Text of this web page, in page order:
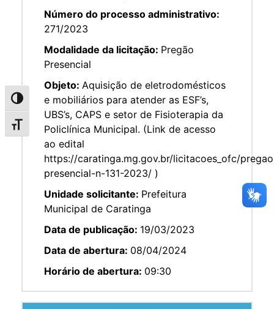
Alternar alto contraste
Alternar tamanho da fonte
Número do processo administrativo:
271/2023
Modalidade da licitação: Pregão
Presencial
Objeto: Aquisição de eletrodomésticos
e mobiliários para atender as ESF’s,
UBS’s, CAPS e setor de Fisioterapia da
Policlínica Municipal. (Link de acesso
ao edital
https://caratinga.mg.gov.br/licitacoes_ofc/
presencial-n-131-2023/ )
Unidade solicitante: Prefeitura
Municipal de Caratinga
Data de publicação: 19/03/2023
Data de abertura: 08/04/2024
Horário de abertura: 09:30